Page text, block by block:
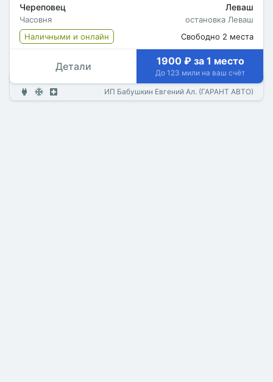
Череповец
Часовня
Леваш
остановка Леваш
Наличными и онлайн
Свободно 2 места
Детали 1900 ₽ за 1 место
До 123 мили на ваш счёт
ИП Бабушкин Евгений Ал. (ГАРАНТ АВТО)